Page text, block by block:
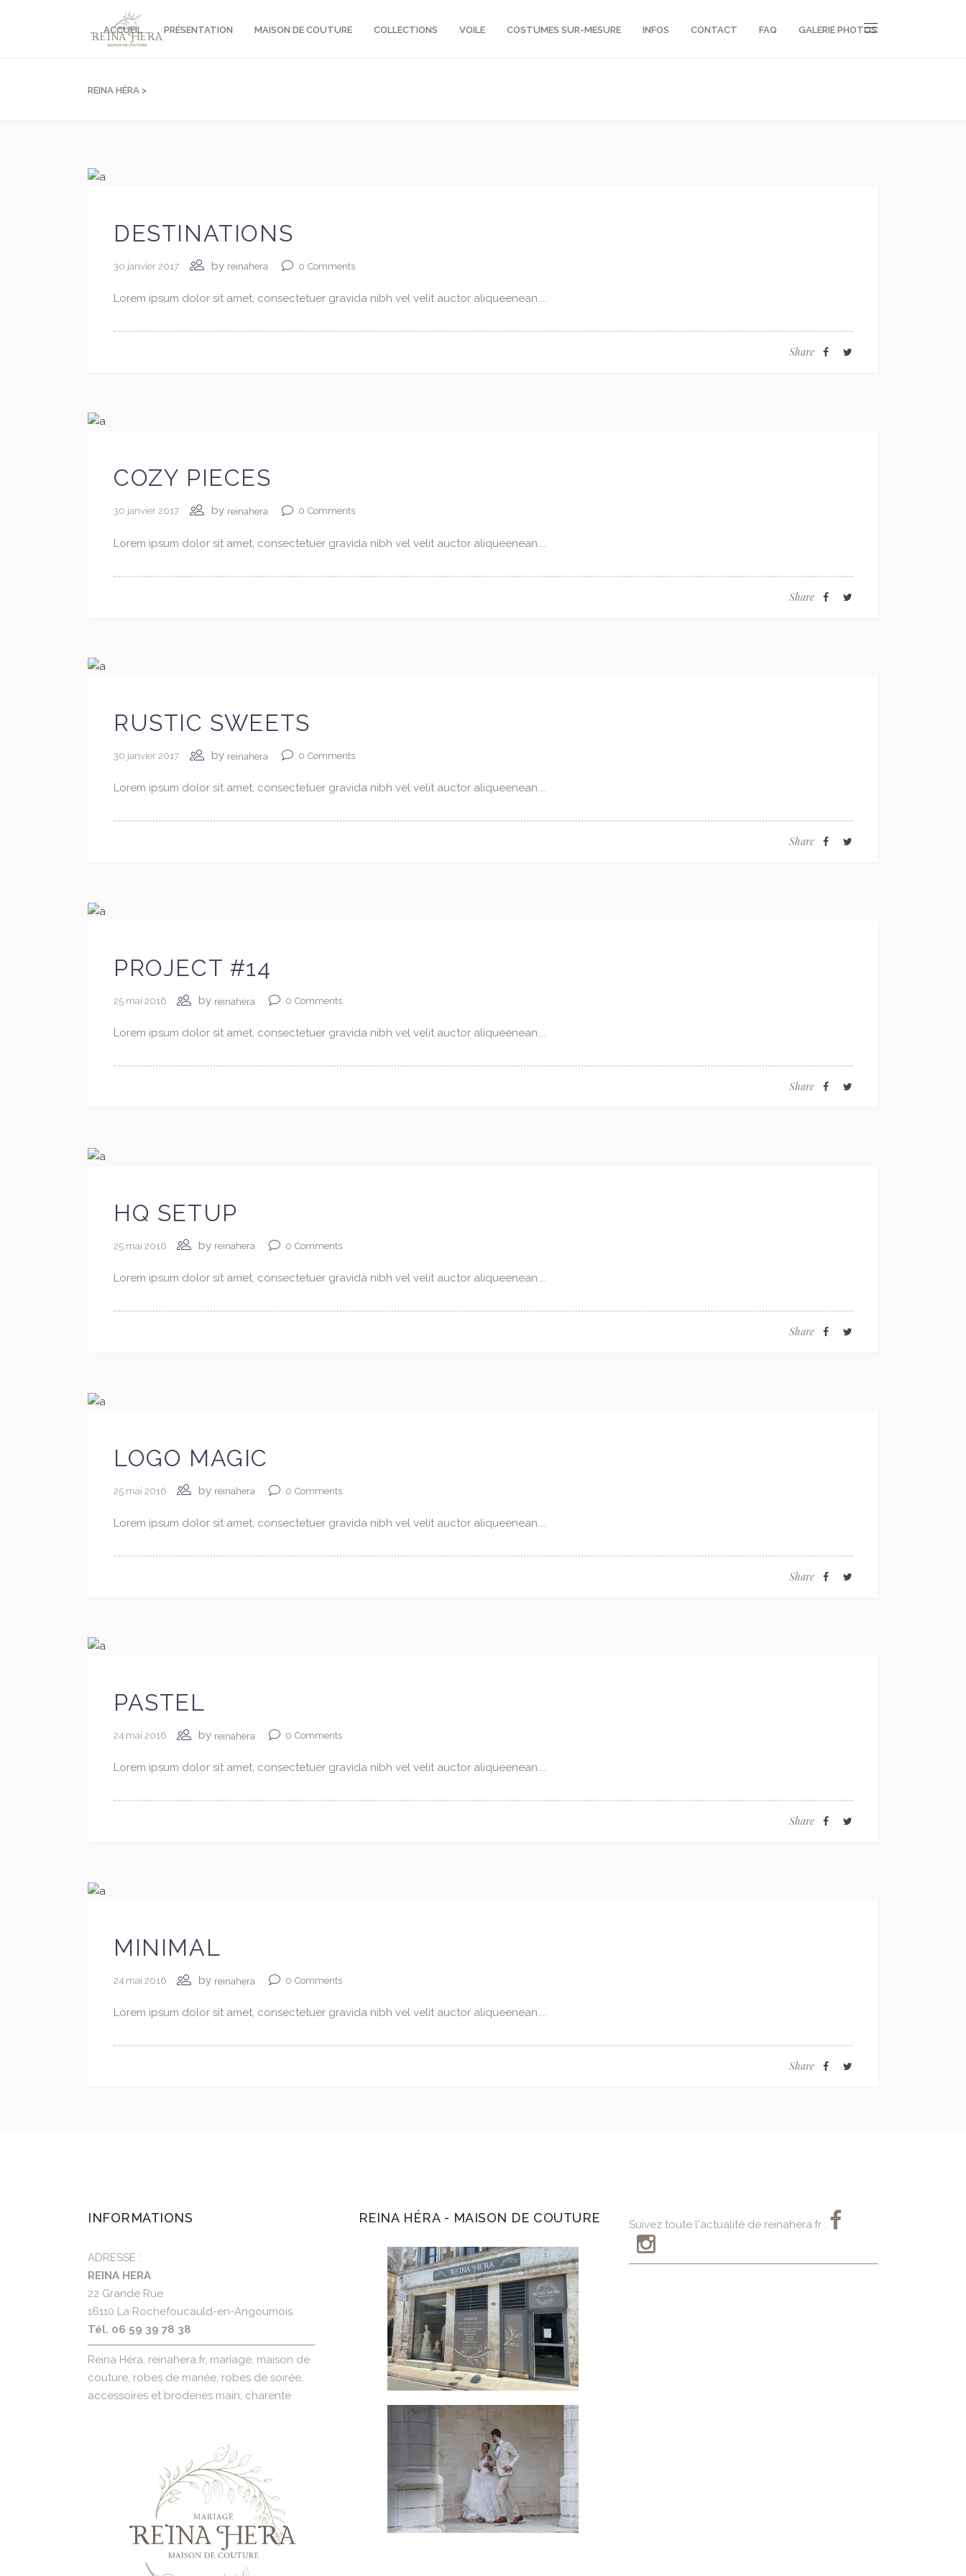
ACCUEIL PRÉSENTATION MAISON DE COUTURE COLLECTIONS VOILE COSTUMES SUR-MESURE INFOS CONTACT FAQ GALERIE PHOTOS
REINA HÉRA >
DESTINATIONS
30 janvier 2017 by reinahera 0 Comments
Lorem ipsum dolor sit amet, consectetuer gravida nibh vel velit auctor aliqueenean....
Share
COZY PIECES
30 janvier 2017 by reinahera 0 Comments
Lorem ipsum dolor sit amet, consectetuer gravida nibh vel velit auctor aliqueenean....
Share
RUSTIC SWEETS
30 janvier 2017 by reinahera 0 Comments
Lorem ipsum dolor sit amet, consectetuer gravida nibh vel velit auctor aliqueenean....
Share
PROJECT #14
25 mai 2016 by reinahera 0 Comments
Lorem ipsum dolor sit amet, consectetuer gravida nibh vel velit auctor aliqueenean....
Share
HQ SETUP
25 mai 2016 by reinahera 0 Comments
Lorem ipsum dolor sit amet, consectetuer gravida nibh vel velit auctor aliqueenean....
Share
LOGO MAGIC
25 mai 2016 by reinahera 0 Comments
Lorem ipsum dolor sit amet, consectetuer gravida nibh vel velit auctor aliqueenean....
Share
PASTEL
24 mai 2016 by reinahera 0 Comments
Lorem ipsum dolor sit amet, consectetuer gravida nibh vel velit auctor aliqueenean....
Share
MINIMAL
24 mai 2016 by reinahera 0 Comments
Lorem ipsum dolor sit amet, consectetuer gravida nibh vel velit auctor aliqueenean....
Share
INFORMATIONS
ADRESSE :
REINA HERA
22 Grande Rue
16110 La Rochefoucauld-en-Angoumois
Tél. 06 59 39 78 38
Reina Héra, reinahera.fr, mariage, maison de
couture, robes de mariée, robes de soirée,
accessoires et broderies main, charente
REINA HÉRA - MAISON DE COUTURE Suivez toute l'actualité de reinahera.fr :